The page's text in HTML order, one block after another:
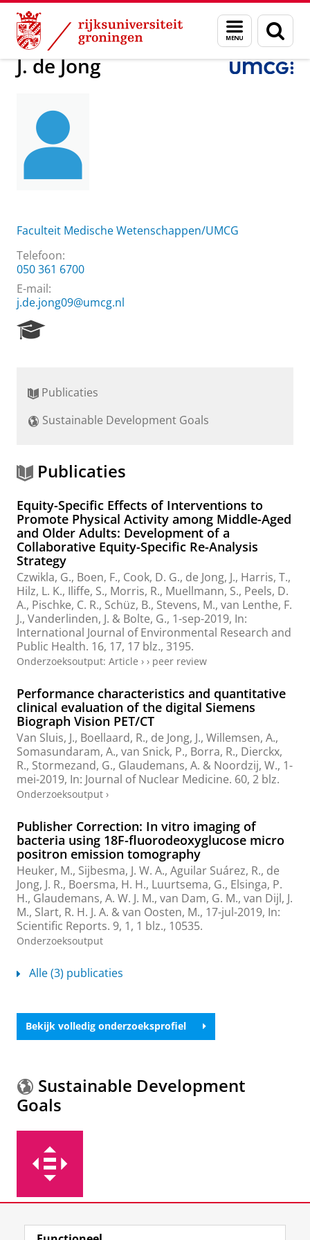
Skip
Content
Skip
Navigation
Menu
en
zoeken
Over ons J. de Jong
J. de Jong
Faculteit Medische Wetenschappen/UMCG
Telefoon:
050 361 6700
E-mail:
j.de.jong09@umcg.nl
r
h
r
t
l
Publicaties
Sustainable Development Goals
Publicaties
Equity-Specific Effects of Interventions to
Promote Physical Activity among Middle-Aged
and Older Adults: Development of a
Collaborative Equity-Specific Re-Analysis
Strategy
Czwikla, G., Boen, F., Cook, D. G., de Jong, J., Harris, T.,
Hilz, L. K., Iliffe, S., Morris, R., Muellmann, S., Peels, D.
A., Pischke, C. R., Schüz, B., Stevens, M., van Lenthe, F.
J., Vanderlinden, J. & Bolte, G., 1-sep-2019, In:
International Journal of Environmental Research and
Public Health. 16, 17, 17 blz., 3195.
Onderzoeksoutput: Article › › peer review
Performance characteristics and quantitative
clinical evaluation of the digital Siemens
Biograph Vision PET/CT
Van Sluis, J., Boellaard, R., de Jong, J., Willemsen, A.,
Somasundaram, A., van Snick, P., Borra, R., Dierckx,
R., Stormezand, G., Glaudemans, A. & Noordzij, W., 1-
mei-2019, In: Journal of Nuclear Medicine. 60, 2 blz.
Onderzoeksoutput ›
Publisher Correction: In vitro imaging of
bacteria using 18F-fluorodeoxyglucose micro
positron emission tomography
Heuker, M., Sijbesma, J. W. A., Aguilar Suárez, R., de
Jong, J. R., Boersma, H. H., Luurtsema, G., Elsinga, P.
H., Glaudemans, A. W. J. M., van Dam, G. M., van Dijl, J.
M., Slart, R. H. J. A. &van Oosten, M., 17-jul-2019, In:
Scientific Reports. 9, 1, 1 blz., 10535.
Onderzoeksoutput
Alle (3) publicaties
Bekijk volledig onderzoeksprofiel
Sustainable Development
Goals
Meer informatie over deSustainable Development